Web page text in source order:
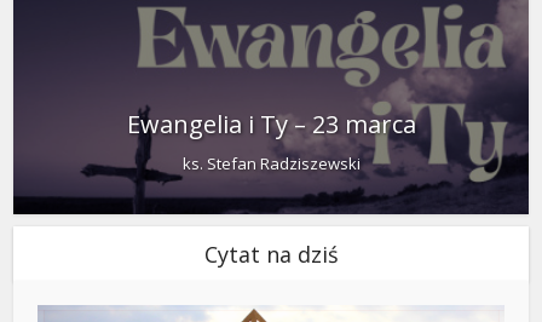
Ewangelia i Ty – 23 marca
ks. Stefan Radziszewski
Cytat na dziś